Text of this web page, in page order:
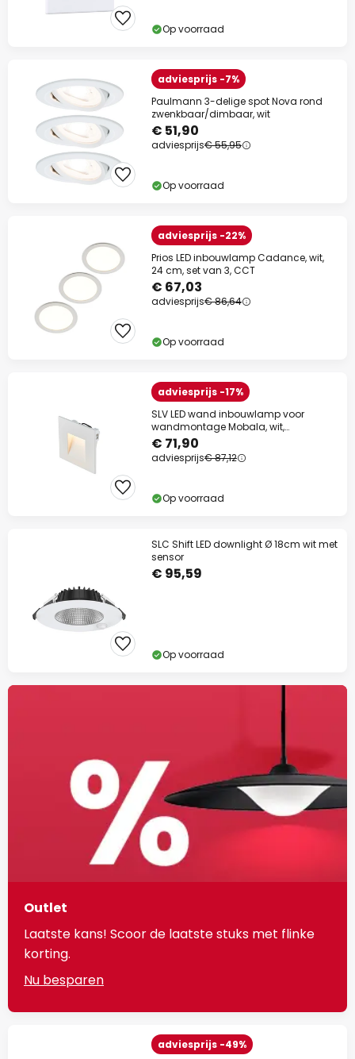
Op voorraad
adviesprijs -7%
Paulmann 3-delige spot Nova rond
zwenkbaar/dimbaar, wit
€ 51,90
adviesprijs€ 55,95
Op voorraad
adviesprijs -22%
Prios LED inbouwlamp Cadance, wit,
24 cm, set van 3, CCT
€ 67,03
adviesprijs€ 86,64
Op voorraad
adviesprijs -17%
SLV LED wand inbouwlamp voor
wandmontage Mobala, wit,
aluminium, 3.000 K
€ 71,90
adviesprijs€ 87,12
Op voorraad
SLC Shift LED downlight Ø 18cm wit met
sensor
€ 95,59
Op voorraad
Outlet
Laatste kans! Scoor de laatste stuks met flinke
korting.
Nu besparen
adviesprijs -49%